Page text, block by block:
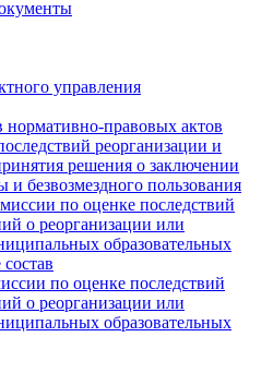
управления
правовых актов
реорганизации и
решения о заключении
безвозмездного пользования
по оценке последствий
о реорганизации или
образовательных
по оценке последствий
о реорганизации или
образовательных